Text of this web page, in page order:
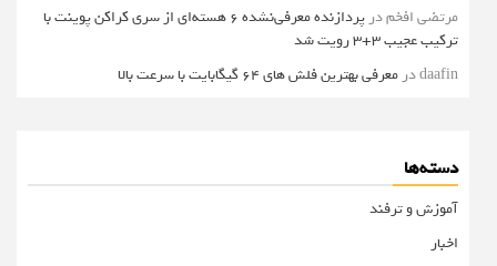
مرتضی افخمدر
پردازنده معرفی‌نشده 6 هسته‌ای از سری کراکن پوینت با
ترکیب عجیب 3+3 رویت شد
daafinدرمعرفی بهترین فلش های 64 گیگابایت با سرعت بالا
دسته‌ها
آموزش و ترفند
اخبار